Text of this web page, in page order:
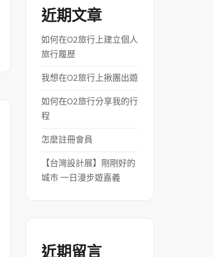
近期文章
如何在O2旅行上建立個人
旅行履歷
我想在O2旅行上揪團出遊
如何在O2旅行分享我的行
程
怎麼註冊會員
【台灣設計展】剛剛好的
城市 一日漫步遊嘉義
近期留言